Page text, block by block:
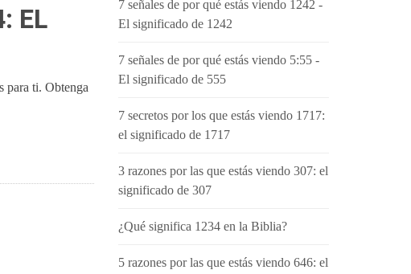
EL
para ti. Obtenga
7 señales de por qué estás viendo 1242 -
El significado de 1242
7 señales de por qué estás viendo 5:55 -
El significado de 555
7 secretos por los que estás viendo 1717:
el significado de 1717
3 razones por las que estás viendo 307: el
significado de 307
¿Qué significa 1234 en la Biblia?
5 razones por las que estás viendo 646: el